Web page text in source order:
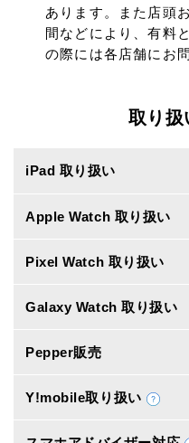
あります。また店頭
間などにより、有料
の際には各店舗にお
取り扱
iPad 取り扱い
Apple Watch 取り扱い
Pixel Watch 取り扱い
Galaxy Watch 取り扱い
Pepper販売
Y!mobile取り扱い